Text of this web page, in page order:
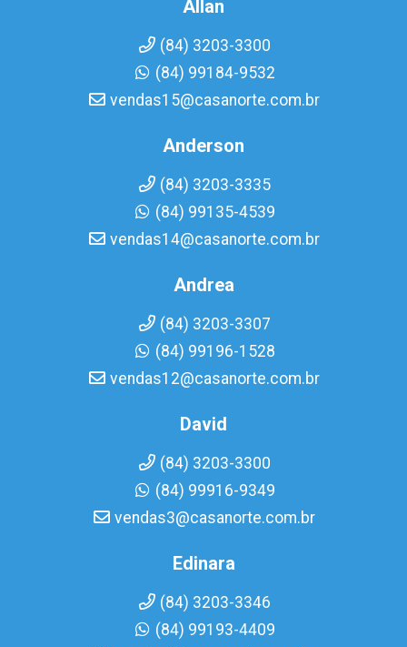
Allan
(84) 3203-3300
(84) 99184-9532
vendas15@casanorte.com.br
Anderson
(84) 3203-3335
(84) 99135-4539
vendas14@casanorte.com.br
Andrea
(84) 3203-3307
(84) 99196-1528
vendas12@casanorte.com.br
David
(84) 3203-3300
(84) 99916-9349
vendas3@casanorte.com.br
Edinara
(84) 3203-3346
(84) 99193-4409